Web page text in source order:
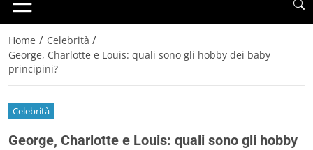
Home / Celebrità /
George, Charlotte e Louis: quali sono gli hobby dei baby
principini?
Celebrità
George, Charlotte e Louis: quali sono gli hobby